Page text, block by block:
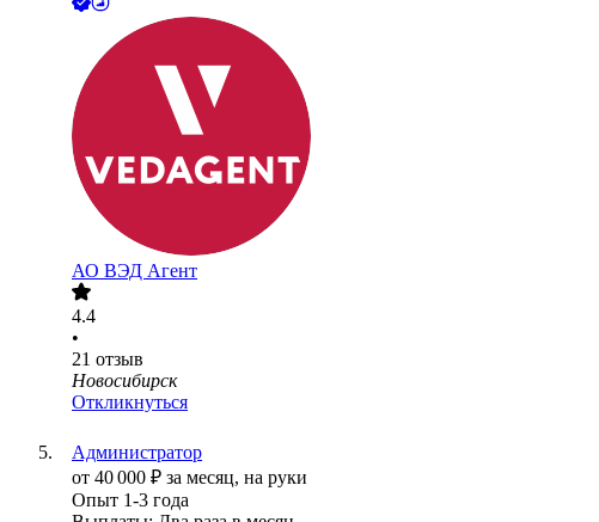
АО ВЭД Агент
4.4
•
21 отзыв
Новосибирск
Откликнуться
Администратор
от 40 000 ₽ за месяц, на руки
Опыт 1-3 года